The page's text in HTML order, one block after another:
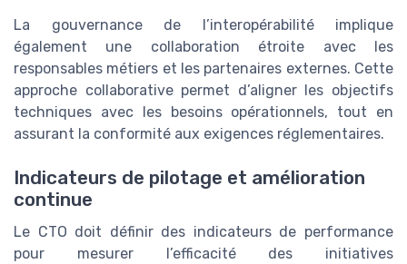
La gouvernance de l’interopérabilité implique
également une collaboration étroite avec les
responsables métiers et les partenaires externes. Cette
approche collaborative permet d’aligner les objectifs
techniques avec les besoins opérationnels, tout en
assurant la conformité aux exigences réglementaires.
Indicateurs de pilotage et amélioration
continue
Le CTO doit définir des indicateurs de performance
pour mesurer l’efficacité des initiatives